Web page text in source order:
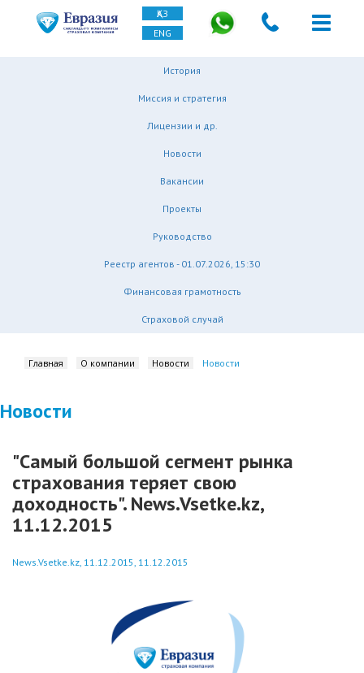
ҚАЗ
ENG
История
Миссия и стратегия
Лицензии и др.
Новости
Вакансии
Проекты
Руководство
Реестр агентов - 01.07.2026, 15:30
Финансовая грамотность
Страховой случай
Главная О компании Новости Новости
Новости
"Самый большой сегмент рынка
страхования теряет свою
доходность". News.Vsetke.kz,
11.12.2015
News.Vsetke.kz, 11.12.2015, 11.12.2015